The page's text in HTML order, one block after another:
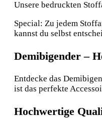
Unsere bedruckten
Special: Zu jedem
kannst du selbst
Demibigender –
Entdecke das
ist das perfekte
Hochwertige